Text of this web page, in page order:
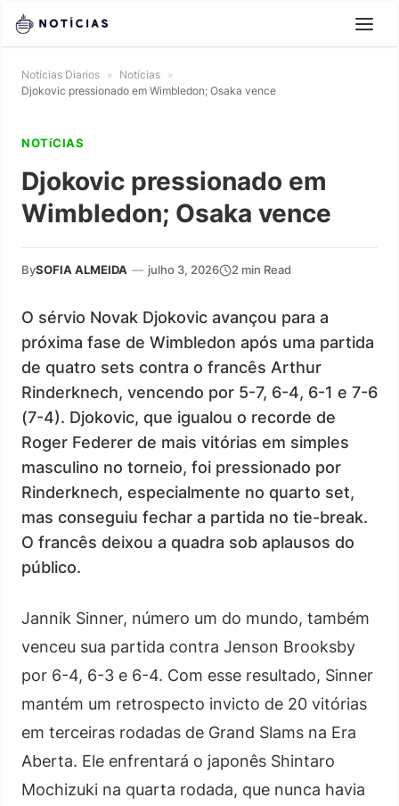
Notícias Diarios » Notícias »
Djokovic pressionado em Wimbledon; Osaka vence
NOTíCIAS
Djokovic pressionado em
Wimbledon; Osaka vence
BySOFIA ALMEIDA — julho 3, 2026 2 min Read
O sérvio Novak Djokovic avançou para a
próxima fase de Wimbledon após uma partida
de quatro sets contra o francês Arthur
Rinderknech, vencendo por 5-7, 6-4, 6-1 e 7-6
(7-4). Djokovic, que igualou o recorde de
Roger Federer de mais vitórias em simples
masculino no torneio, foi pressionado por
Rinderknech, especialmente no quarto set,
mas conseguiu fechar a partida no tie-break.
O francês deixou a quadra sob aplausos do
público.
Jannik Sinner, número um do mundo, também
venceu sua partida contra Jenson Brooksby
por 6-4, 6-3 e 6-4. Com esse resultado, Sinner
mantém um retrospecto invicto de 20 vitórias
em terceiras rodadas de Grand Slams na Era
Aberta. Ele enfrentará o japonês Shintaro
Mochizuki na quarta rodada, que nunca havia